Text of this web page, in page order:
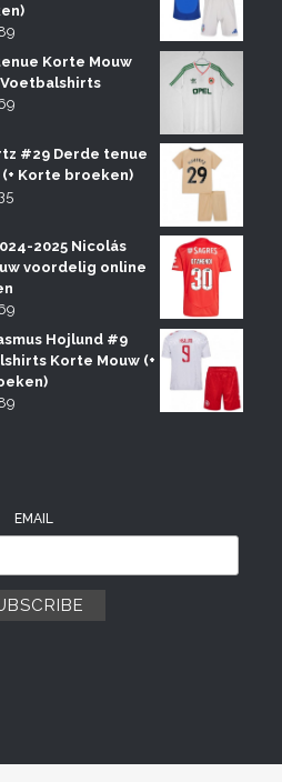
Korte Mouw
#29 Derde tenue
Korte broeken)
2025 Nicolás
voordelig online
Hojlund #9
Korte Mouw (+
EMAIL